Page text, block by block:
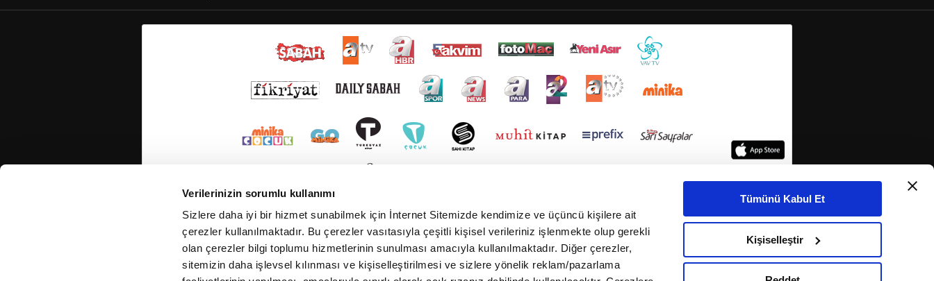
Verilerinizin sorumlu kullanımı
Sizlere daha iyi bir hizmet sunabilmek için İnternet Sitemizde kendimize ve üçüncü kişilere ait
çerezler kullanılmaktadır. Bu çerezler vasıtasıyla çeşitli kişisel verileriniz işlenmekte olup gerekli
olan çerezler bilgi toplumu hizmetlerinin sunulması amacıyla kullanılmaktadır. Diğer çerezler,
sitemizin daha işlevsel kılınması ve kişiselleştirilmesi ve sizlere yönelik reklam/pazarlama
Tümünü Kabul Et
Kişiselleştir